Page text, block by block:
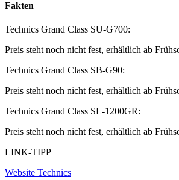
Fakten
Technics Grand Class SU-G700:
Preis steht noch nicht fest, erhältlich ab
Technics Grand Class SB-G90:
Preis steht noch nicht fest, erhältlich ab
Technics Grand Class SL-1200GR:
Preis steht noch nicht fest, erhältlich ab
LINK-TIPP
Website Technics